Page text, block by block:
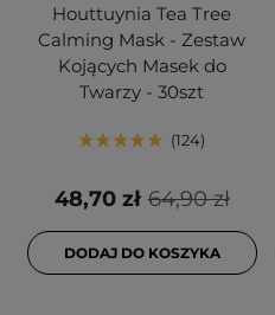
Houttuynia Tea Tree
Calming Mask - Zestaw
Kojących Masek do
Twarzy - 30szt
124
64,90 zł
48,70 zł
DODAJ DO KOSZYKA